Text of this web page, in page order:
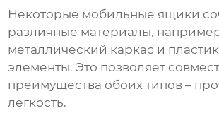
Некоторые мобильные ящики
различные материалы,
металлический каркас и
элементы. Это позволяет
преимущества обоих типов –
легкость.